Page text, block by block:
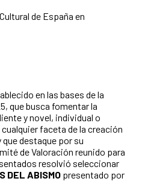
de España en
en las bases de la
que busca fomentar la
y novel, individual o
faceta de la creación
destaque por su
de Valoración reunido para
resolvió seleccionar
DEL ABISMO presentado por